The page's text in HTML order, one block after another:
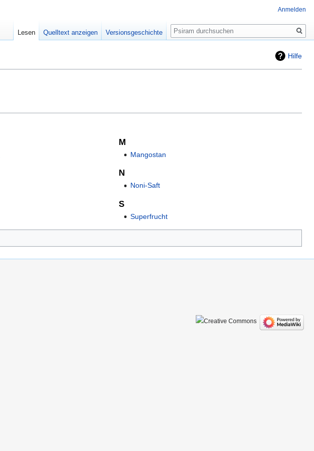
Hilfe
M
Mangostan
N
Noni-Saft
S
Superfrucht
Anmelden
Lesen Quelltext anzeigen Versionsgeschichte
Suche